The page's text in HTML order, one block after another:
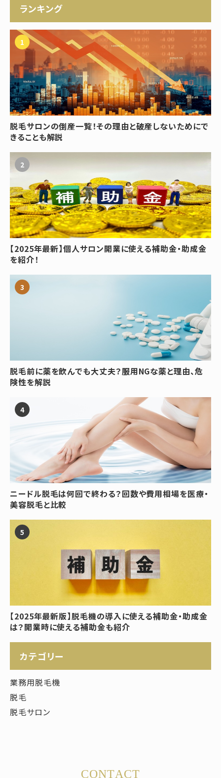
ランキング
脱毛サロンの倒産一覧！その理由と破産しないためにで
きることも解説
【2025年最新】個人サロン開業に使える補助金・助成金
を紹介！
脱毛前に薬を飲んでも大丈夫？服用NGな薬と理由、危
険性を解説
ニードル脱毛は何回で終わる？回数や費用相場を医療・
美容脱毛と比較
【2025年最新版】脱毛機の導入に使える補助金・助成金
は？開業時に使える補助金も紹介
カテゴリー
業務用脱毛機
脱毛
脱毛サロン
CONTACT